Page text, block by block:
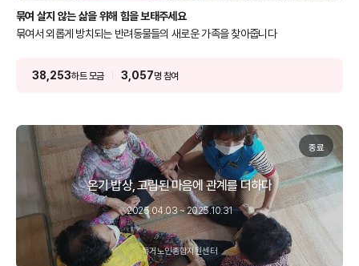
묶여 살지 않는 삶을 위해 힘을 보태주세요
묶여서 외롭게 방치되는 반려동물들의 새로운 가족을 찾아줍니다
38,253하트 모금 3,057명 참여
종료
온기 밥상, 고립된 마음에 관계를 더하다
2025.04.03 ~ 2025.10.31
독거노인종합지원센터